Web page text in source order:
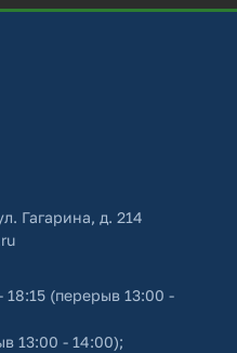
Гагарина, д. 214
18:15 (перерыв 13:00 -
13:00 - 14:00);